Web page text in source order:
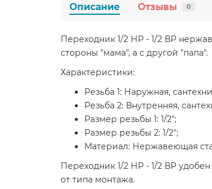
Описание Отзывы 0
Переходник 1/2 НР - 1/2 ВР
стороны "мама", а с другой "папа".
Характеристики:
Резьба 1: Наружная,
Резьба 2: Внутренняя,
Размер резьбы 1: 1/2";
Размер резьбы 2: 1/2";
Материал: Нержавеющая
Переходник 1/2 НР - 1/2 ВР
от типа монтажа.